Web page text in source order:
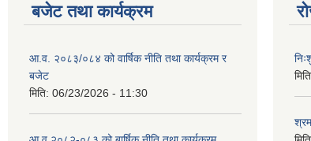
बजेट तथा कार्यक्रम
आ.व. २०८३/०८४ को वार्षिक नीति तथा कार्यक्रम र
बजेट
मिति: 06/23/2026 - 11:30